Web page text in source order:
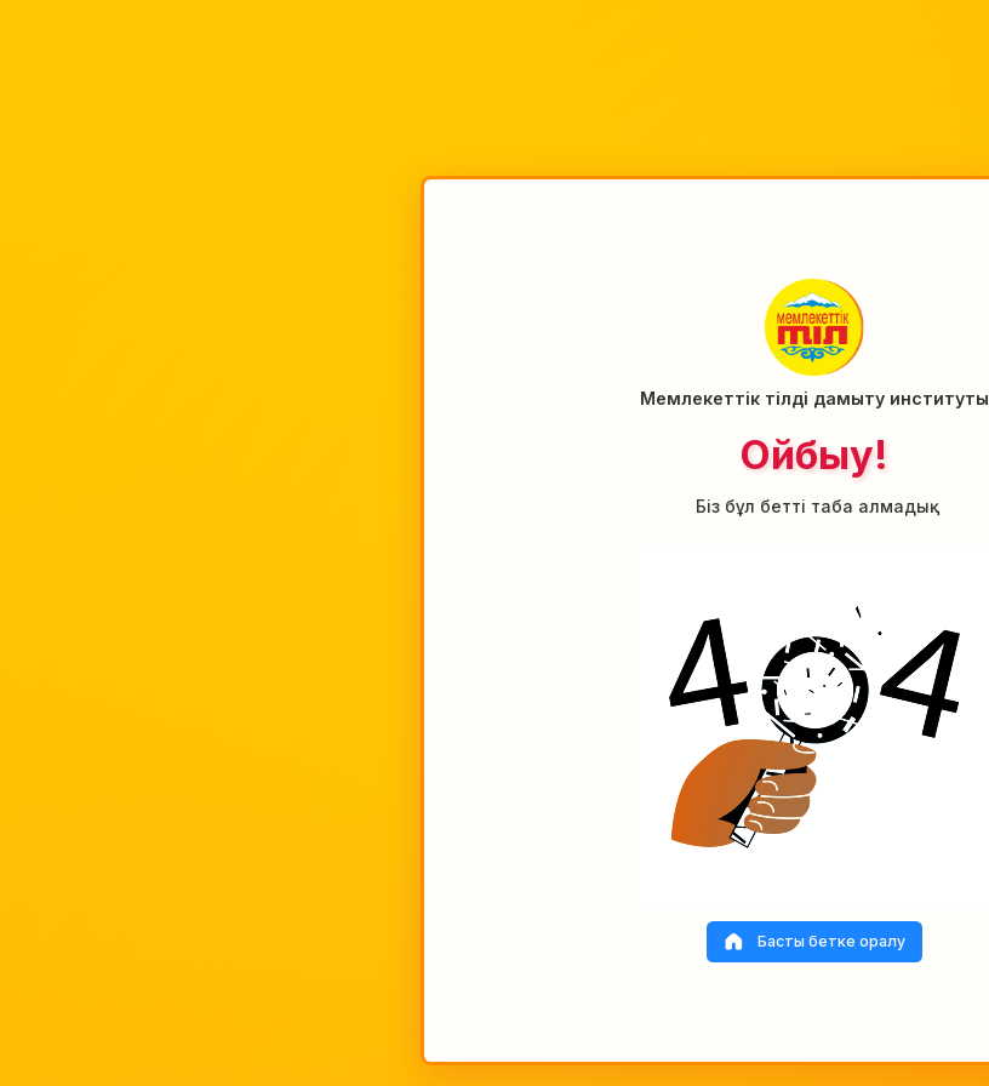
Мемлекеттік тілді дамыту институты
Ойбыу!
Біз бұл бетті таба алмадық.
Басты бетке оралу